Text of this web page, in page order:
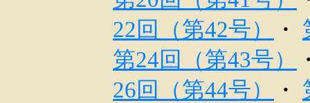
22回（第42号）
・
第24回（第43号）
26回（第44号）
・